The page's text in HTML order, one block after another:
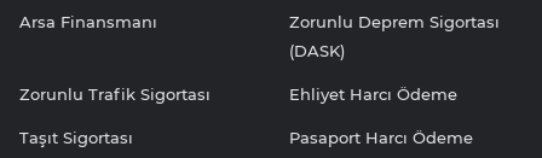
Arsa Finansmanı
Zorunlu Deprem Sigortası
(DASK)
Zorunlu Trafik Sigortası Ehliyet Harcı Ödeme
Taşıt Sigortası Pasaport Harcı Ödeme